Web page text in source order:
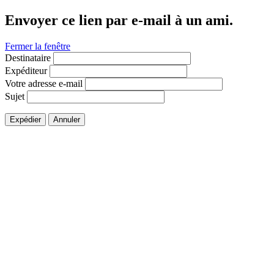
Envoyer ce lien par e-mail à un ami.
Fermer la fenêtre
Destinataire
Expéditeur
Votre adresse e-mail
Sujet
Expédier Annuler